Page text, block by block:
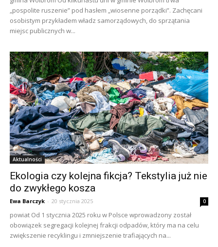
„pospolite ruszenie” pod hasłem „wiosenne porządki”. Zachęcani
osobistym przykładem władz samorządowych, do sprzątania
miejsc publicznych w...
Aktualności
Ekologia czy kolejna fikcja? Tekstylia już nie
do zwykłego kosza
Ewa Barczyk - 20 stycznia 2025 0
powiat Od 1 stycznia 2025 roku w Polsce wprowadzony został
obowiązek segregacji kolejnej frakcji odpadów, który ma na celu
zwiększenie recyklingu i zmniejszenie trafiających na...